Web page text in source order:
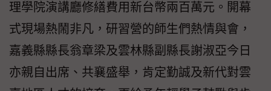
理學院演講廳修繕費用新台幣兩百萬元。開幕
式現場熱鬧非凡，研習營的師生們熱情與會，
嘉義縣縣長翁章梁及雲林縣副縣長謝淑亞今日
亦親自出席、共襄盛舉，肯定勤誠及新代對雲